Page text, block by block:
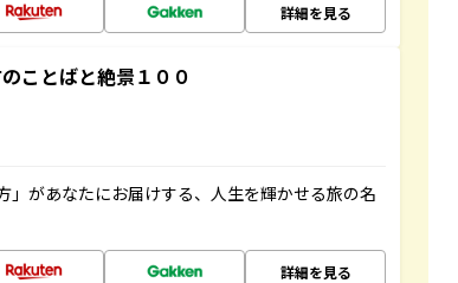
詳細を見る
ことばと絶景１００
があなたにお届けする、人生を輝かせる旅の名
詳細を見る